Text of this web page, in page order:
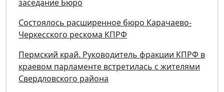
заседание Бюро
Состоялось расширенное бюро Карачаево-
Черкесского рескома КПРФ
Пермский край. Руководитель фракции КПРФ в
краевом парламенте встретилась с жителями
Свердловского района